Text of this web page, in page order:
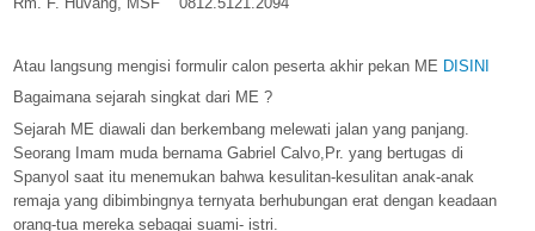
Atau langsung mengisi formulir calon peserta akhir pekan ME DISINI
Bagaimana sejarah singkat dari ME ?
Sejarah ME diawali dan berkembang melewati jalan yang panjang.
Seorang Imam muda bernama Gabriel Calvo,Pr. yang bertugas di
Spanyol saat itu menemukan bahwa kesulitan-kesulitan anak-anak
remaja yang dibimbingnya ternyata berhubungan erat dengan keadaan
orang-tua mereka sebagai suami- istri.